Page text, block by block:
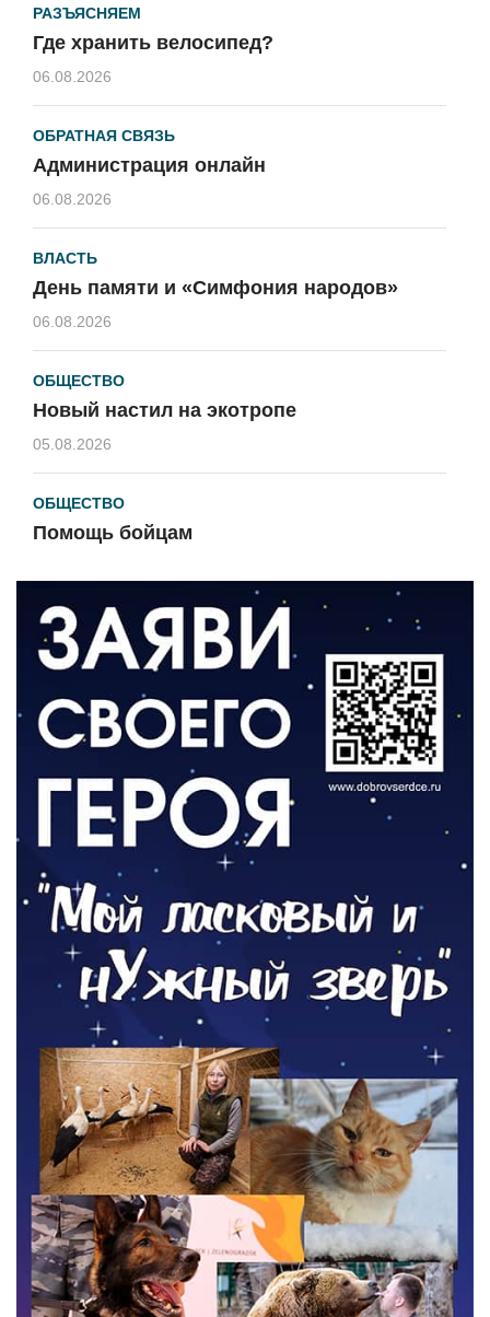
РАЗЪЯСНЯЕМ
Где хранить велосипед?
06.08.2026
ОБРАТНАЯ СВЯЗЬ
Администрация онлайн
06.08.2026
ВЛАСТЬ
День памяти и «Симфония народов»
06.08.2026
ОБЩЕСТВО
Новый настил на экотропе
05.08.2026
ОБЩЕСТВО
Помощь бойцам
ВЛАСТЬ
«Второй старт» для ветеранов СВО
РАЗЪЯСНЯЕМ
Контракт с новой выплатой
05.08.2026